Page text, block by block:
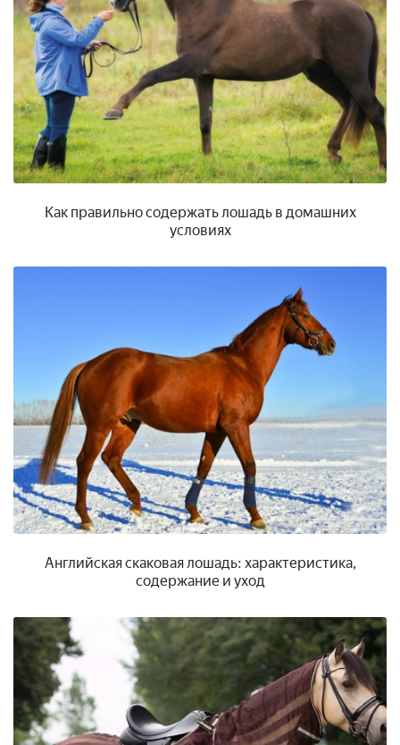
Как правильно содержать лошадь в домашних
условиях
Английская скаковая лошадь: характеристика,
содержание и уход